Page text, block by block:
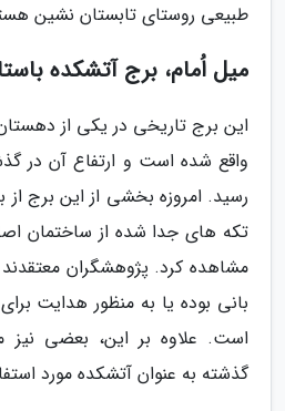
طبیعی روستای تابستان نشین
میل اُمام، برج آتشکده
این برج تاریخی در یکی از
رسید. امروزه بخشی از این برج
تکه های جدا شده از ساختمان
مشاهده کرد. پژوهشگران معتقدند
بانی بوده یا به منظور هدایت
است. علاوه بر این، بعضی نیز
گذشته به عنوان آتشکده مورد